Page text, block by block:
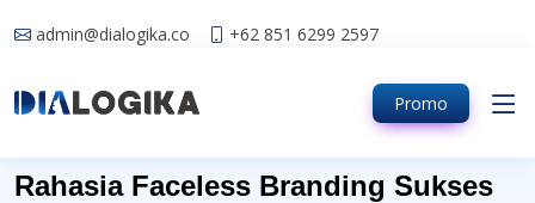
admin@dialogika.co +62 851 6299 2597
Promo
Rahasia Faceless Branding Sukses